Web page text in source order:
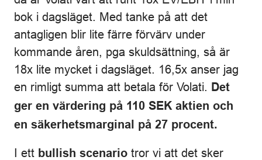
bok i dagsläget. Med tanke på att det
antagligen blir lite färre förvärv under
kommande åren, pga skuldsättning, så är
18x lite mycket i dagsläget. 16,5x anser jag
en rimligt summa att betala för Volati.
Det
ger en värdering på 110 SEK aktien och
en säkerhetsmarginal på 27 procent.
I ett bullish scenario tror vi att det sker